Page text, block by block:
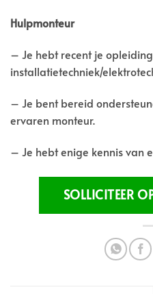
Hulpmonteur
– Je hebt recent je
installatietechniek/
– Je bent bereid
ervaren monteur.
– Je hebt enige kennis van